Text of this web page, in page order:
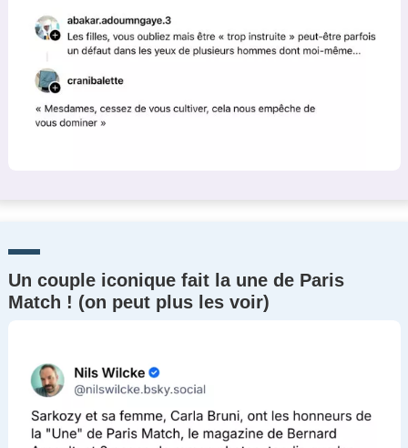
Un couple iconique fait la une de Paris
Match ! (on peut plus les voir)